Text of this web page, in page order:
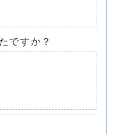
ですか？